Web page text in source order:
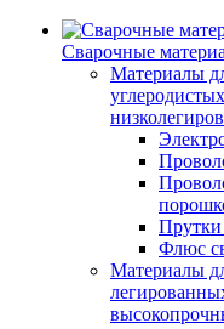
Сварочные
Материалы
Флюс
Материалы